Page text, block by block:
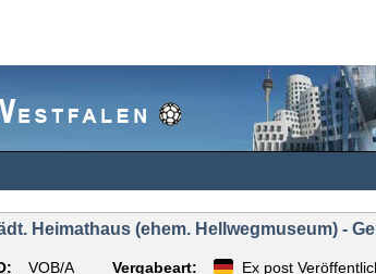
Heimathaus (ehem. Hellwegmuseum) -
VOB/A Vergabeart: Ex post